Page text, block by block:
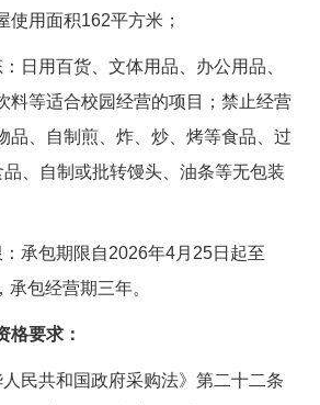
使用面积162平方米；
：日用百货、文体用品、办公用品、
料等适合校园经营的项目；禁止经营
品、自制煎、炸、炒、烤等食品、过
品、自制或批转馒头、油条等无包装
：承包期限自2026年4月25日起至
包经营期三年。
格要求：
民共和国政府采购法》第二十二条